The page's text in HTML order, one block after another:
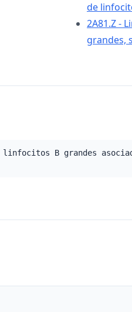
de
2A81.Z -
grandes,
B grandes